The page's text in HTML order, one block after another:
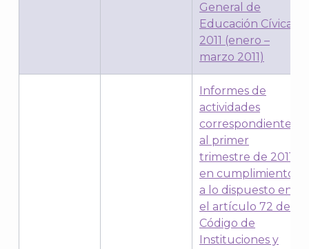
General de
Educación Cívica
2011 (enero –
marzo 2011)
Informes de
actividades
correspondientes
al primer
trimestre de 2011,
en cumplimiento
a lo dispuesto en
el artículo 72 del
Código de
Instituciones y